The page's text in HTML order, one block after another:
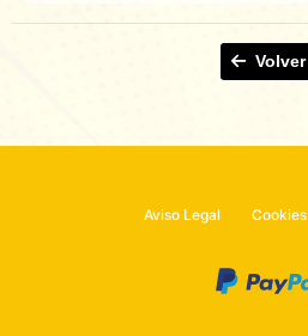
Volver
Aviso Legal Cookies